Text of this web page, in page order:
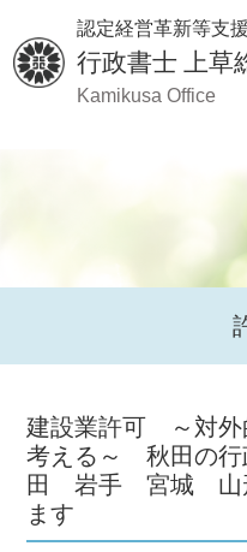
認定経営革新等支
行政書士 上
Kamikusa Office
建設業許可 ～対外
考える～ 秋田の
田 岩手 宮城 山
ます